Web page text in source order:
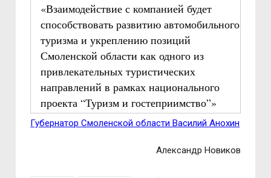
«Взаимодействие с компанией будет
способствовать развитию автомобильного
туризма и укреплению позиций
Смоленской области как одного из
привлекательных туристических
направлений в рамках национального
проекта “Туризм и гостеприимство”»
Губернатор Смоленской области Василий Анохин
Александр Новиков